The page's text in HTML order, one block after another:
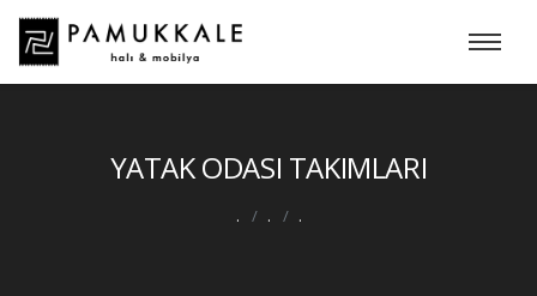
YATAK ODASI TAKIMLARI
. . .